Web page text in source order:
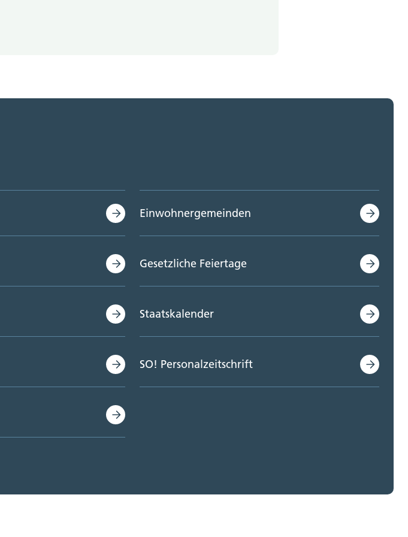
Einwohnergemeinden
Gesetzliche Feiertage
Staatskalender
SO! Personalzeitschrift